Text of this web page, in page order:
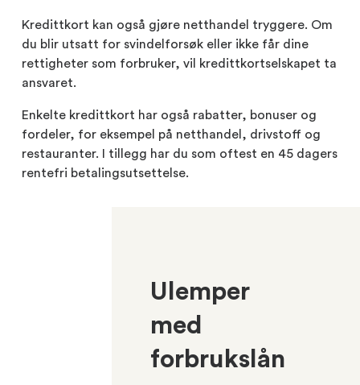
Kredittkort kan også gjøre netthandel tryggere. Om
du blir utsatt for svindelforsøk eller ikke får dine
rettigheter som forbruker, vil kredittkortselskapet ta
ansvaret.
Enkelte kredittkort har også rabatter, bonuser og
fordeler, for eksempel på netthandel, drivstoff og
restauranter. I tillegg har du som oftest en 45 dagers
rentefri betalingsutsettelse.
Ulemper
med
forbrukslån